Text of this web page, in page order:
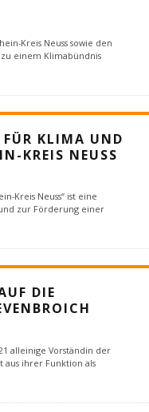
Kreis Neuss sowie den
einem Klimabündnis
KLIMA UND
KREIS NEUSS
Kreis Neuss“ ist eine
zur Förderung einer
DIE
alleinige Vorständin der
ihrer Funktion als